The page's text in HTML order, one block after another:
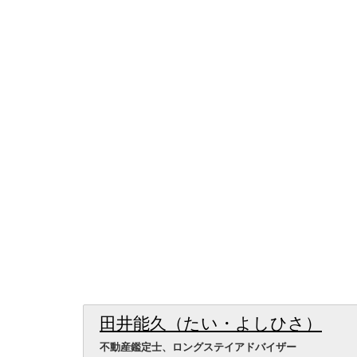
田井能久（たい・よしひさ）
不動産鑑定士、ロングステイアドバイザー